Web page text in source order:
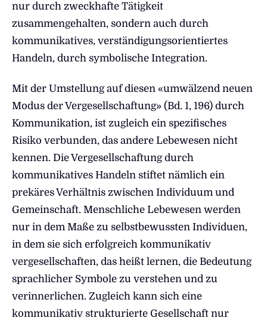
nur durch zweckhafte Tätigkeit
zusammengehalten, sondern auch durch
kommunikatives, verständigungsorientiertes
Handeln, durch symbolische Integration.
Mit der Umstellung auf diesen «umwälzend neuen
Modus der Vergesellschaftung» (Bd. 1, 196) durch
Kommunikation, ist zugleich ein spezifisches
Risiko verbunden, das andere Lebewesen nicht
kennen. Die Vergesellschaftung durch
kommunikatives Handeln stiftet nämlich ein
prekäres Verhältnis zwischen Individuum und
Gemeinschaft. Menschliche Lebewesen werden
nur in dem Maße zu selbstbewussten Individuen,
in dem sie sich erfolgreich kommunikativ
vergesellschaften, das heißt lernen, die Bedeutung
sprachlicher Symbole zu verstehen und zu
verinnerlichen. Zugleich kann sich eine
kommunikativ strukturierte Gesellschaft nur